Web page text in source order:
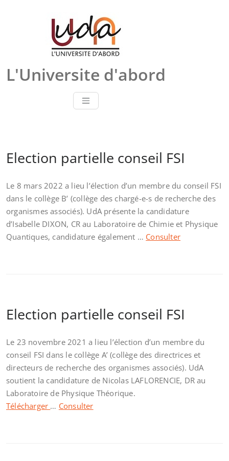
L'Universite d'abord
Election partielle conseil FSI
Le 8 mars 2022 a lieu l’élection d’un membre du conseil FSI
dans le collège B’ (collège des chargé-e-s de recherche des
organismes associés). UdA présente la candidature
d’Isabelle DIXON, CR au Laboratoire de Chimie et Physique
Quantiques, candidature également … Consulter
Election partielle conseil FSI
Le 23 novembre 2021 a lieu l’élection d’un membre du
conseil FSI dans le collège A’ (collège des directrices et
directeurs de recherche des organismes associés). UdA
soutient la candidature de Nicolas LAFLORENCIE, DR au
Laboratoire de Physique Théorique.
Télécharger … Consulter